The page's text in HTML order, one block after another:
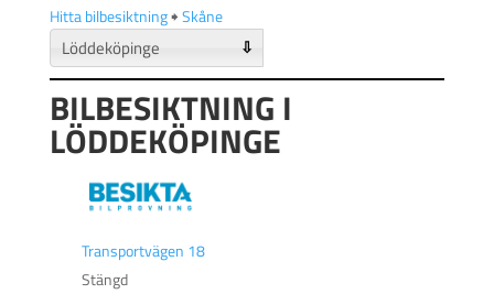
Hitta bilbesiktning🠺Skåne
⇩
BILBESIKTNING I
LÖDDEKÖPINGE
Transportvägen 18
Stängd